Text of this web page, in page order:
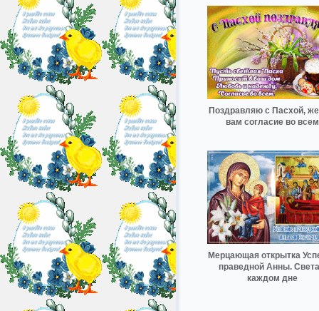
Поздравляю с Пасхой,
вам согласие во всем
Мерцающая открытка
праведной Анны.
каждом дне